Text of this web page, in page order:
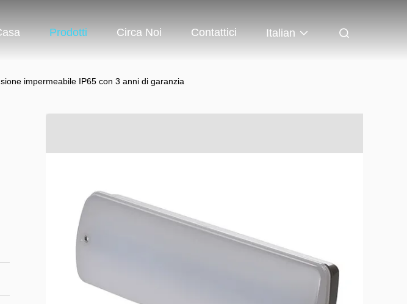
Prodotti Circa Noi Contattici Italian
impermeabile IP65 con 3 anni di garanzia